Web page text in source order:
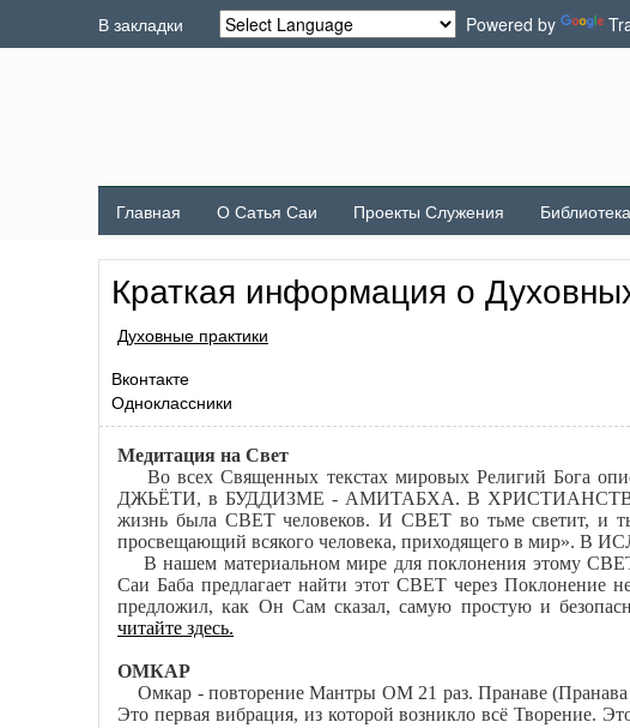
В закладки Powered by
Главная О Сатья Саи Проекты Служения Библиотека
Краткая информация о
Духовные практики
Вконтакте
Одноклассники
Медитация на Свет
Во всех Священных текстах мировых Религий Бога
ДЖЬЁТИ, в БУДДИЗМЕ - АМИТАБХА. В ХРИСТИАНСТВЕ, в
жизнь была СВЕТ человеков. И СВЕТ во тьме светит, и
просвещающий всякого человека, приходящего в мир». В
В нашем материальном мире для поклонения этому
Саи Баба предлагает найти этот СВЕТ через Поклонение
предложил, как Он Сам сказал, самую простую и
читайте здесь.
ОМКАР
Омкар - повторение Мантры ОМ 21 раз. Пранаве (Пранава
Это первая вибрация, из которой возникло всё Творение.